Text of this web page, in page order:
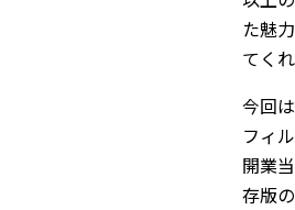
た魅
てく
今回
フィ
開業
存版